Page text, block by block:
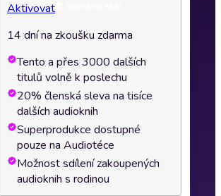
Aktivovat
14 dní na zkoušku zdarma
Tento a přes 3000 dalších
titulů volně k poslechu
20% členská sleva na tisíce
dalších audioknih
Superprodukce dostupné
pouze na Audiotéce
Možnost sdílení zakoupených
audioknih s rodinou